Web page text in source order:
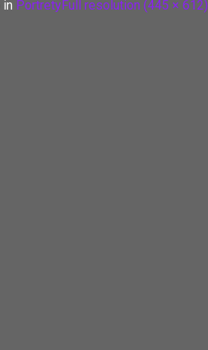
in PortretyFull resolution (445 × 612)